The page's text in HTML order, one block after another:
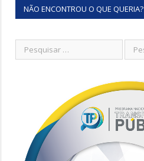
NÃO ENCONTROU O QUE QUERIA?